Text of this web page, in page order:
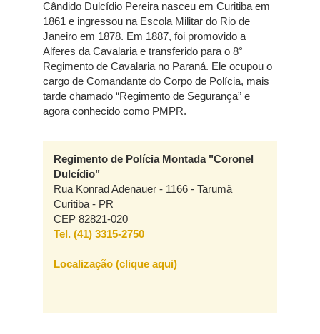
Cândido Dulcídio Pereira nasceu em Curitiba em
1861 e ingressou na Escola Militar do Rio de
Janeiro em 1878. Em 1887, foi promovido a
Alferes da Cavalaria e transferido para o 8°
Regimento de Cavalaria no Paraná. Ele ocupou o
cargo de Comandante do Corpo de Polícia, mais
tarde chamado “Regimento de Segurança” e
agora conhecido como PMPR.
Regimento de Polícia Montada "Coronel
Dulcídio"
Rua Konrad Adenauer - 1166 - Tarumã
Curitiba - PR
CEP 82821-020
Tel. (41) 3315-2750
Localização (clique aqui)